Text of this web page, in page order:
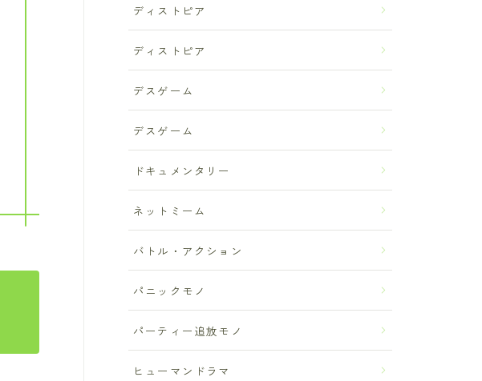
ディストピア
ディストピア
デスゲーム
デスゲーム
ドキュメンタリー
ネットミーム
バトル・アクション
パニックモノ
パーティー追放モノ
ヒューマンドラマ